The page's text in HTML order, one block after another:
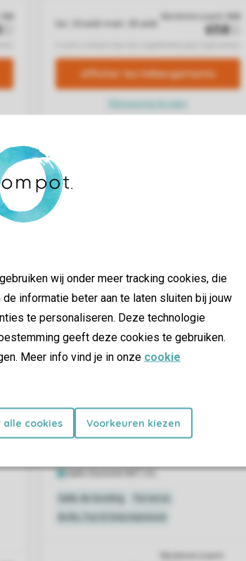
wij onder meer tracking cookies, die
informatie beter aan te laten sluiten bij jouw
te personaliseren. Deze technologie
geeft deze cookies te gebruiken.
Meer info vind je in onze cookie
alle cookies Voorkeuren kiezen